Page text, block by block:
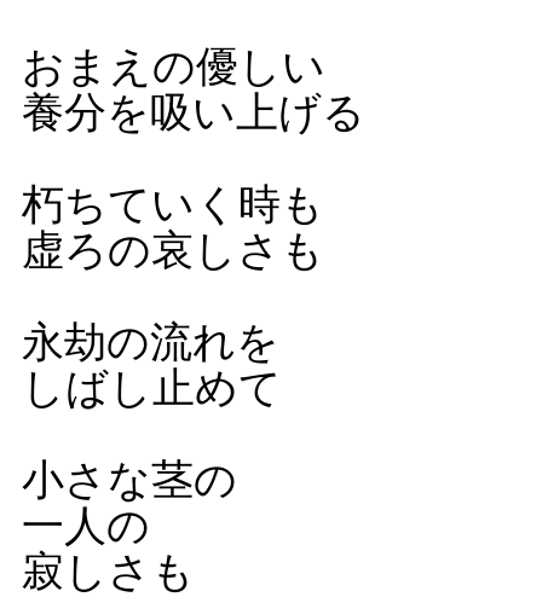
おまえの優しい
養分を吸い上げる
朽ちていく時も
虚ろの哀しさも
永劫の流れを
しばし止めて
小さな茎の
一人の
寂しさも